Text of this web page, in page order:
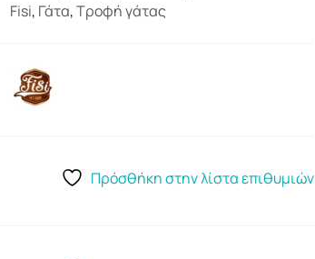
Fisi, Γάτα,Τροφή γάτας
Πρόσθήκη στην λίστα επιθυμιών